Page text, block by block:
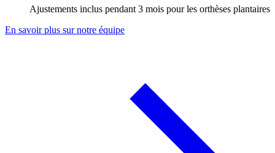
Ajustements inclus pendant 3 mois pour les orthèses plantaires
En savoir plus sur notre équipe